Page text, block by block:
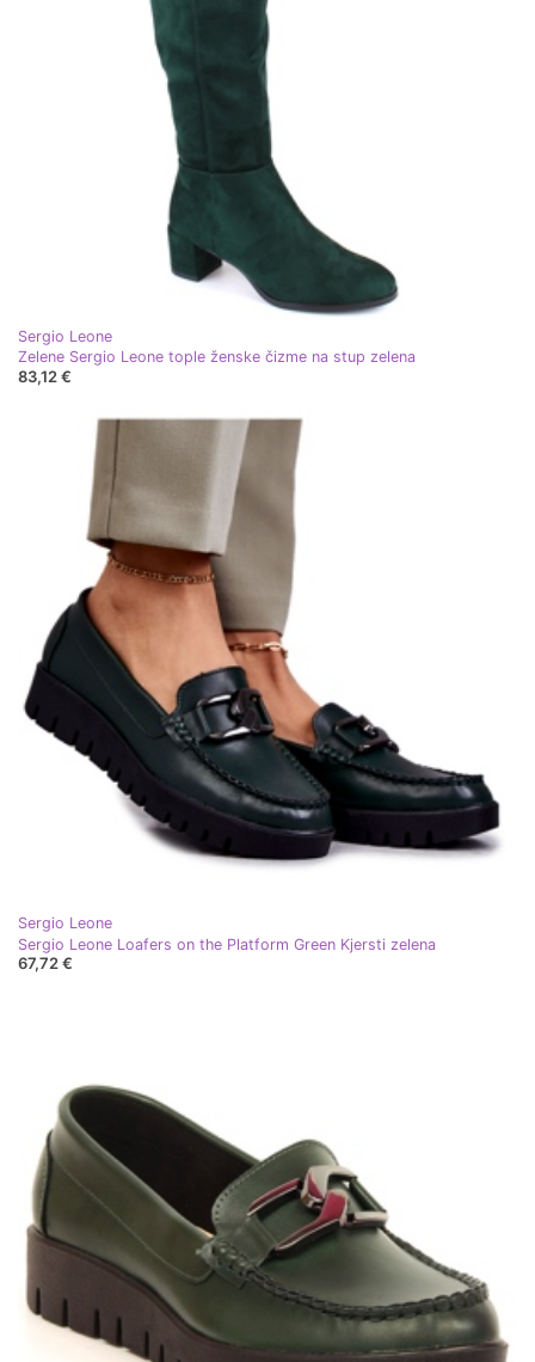
Sergio Leone
Zelene Sergio Leone tople ženske čizme na stup zelena
83,12 €
Sergio Leone
Sergio Leone Loafers on the Platform Green Kjersti zelena
67,72 €